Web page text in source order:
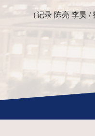
（记录 陈亮 李昊 /